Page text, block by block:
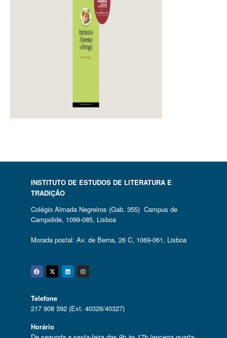
INSTITUTO DE ESTUDOS DE LITERATURA E
TRADIÇÃO
Colégio Almada Negreiros (Gab. 355) Campus de
Campolide, 1099-085, Lisboa
Morada postal: Av. de Berna, 26 C, 1069-061, Lisboa
Facebook
Twitter
Linkedin
Instagram
Telefone
217 908 392 (Ext. 40326/40327)
Horário